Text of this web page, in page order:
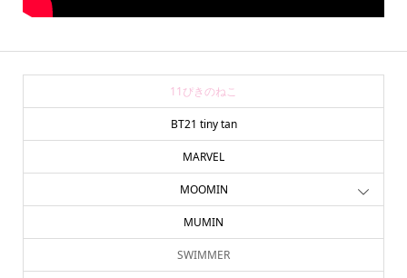
11ぴきのねこ
BT21 tiny tan
MARVEL
MOOMIN
MUMIN
SWIMMER